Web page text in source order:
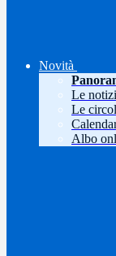
Novità
Le
Le
Albo